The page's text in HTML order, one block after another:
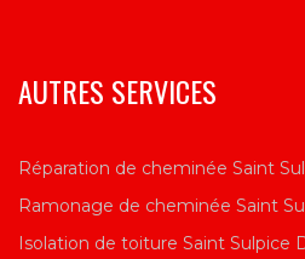
AUTRES SERVICES
Réparation de cheminée Saint
Ramonage de cheminée Saint
Isolation de toiture Saint Sulpice